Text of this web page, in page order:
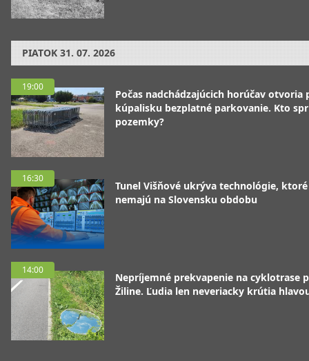
PIATOK 31. 07. 2026
19:00
Počas nadchádzajúcich horúčav otvoria
kúpalisku bezplatné parkovanie. Kto
pozemky?
16:30
Tunel Višňové ukrýva technológie, ktoré
nemajú na Slovensku obdobu
14:00
Nepríjemné prekvapenie na cyklotrase
Žiline. Ľudia len neveriacky krútia